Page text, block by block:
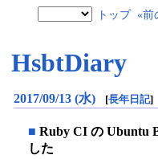
トップ «前
HsbtDiary
2017/09/13 (水) [長年日記]
■ Ruby CI の Ubuntu
した